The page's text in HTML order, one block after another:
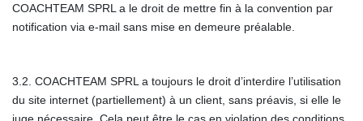
COACHTEAM SPRL a le droit de mettre fin à la convention par
notification via e-mail sans mise en demeure préalable.
3.2. COACHTEAM SPRL a toujours le droit d’interdire l’utilisation
du site internet (partiellement) à un client, sans préavis, si elle le
juge nécessaire. Cela peut être le cas en violation des conditions